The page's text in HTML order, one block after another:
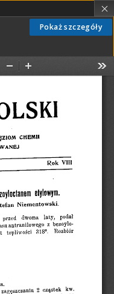
Pokaż szczegóły